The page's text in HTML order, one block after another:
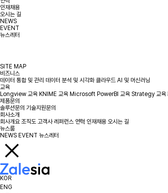
인재채용
오시는 길
NEWS
EVENT
뉴스레터
SITE MAP
비즈니스
데이터 통합 및 관리 데이터 분석 및 시각화 클라우드 AI 및 머신러닝
교육
Longview 교육 KNIME 교육 Microsoft PowerBI 교육 Strategy 교육
제품문의
솔루션문의 기술지원문의
회사소개
회사개요 조직도 고객사 레퍼런스 연혁 인재채용 오시는 길
뉴스룸
NEWS EVENT 뉴스레터
KOR
ENG